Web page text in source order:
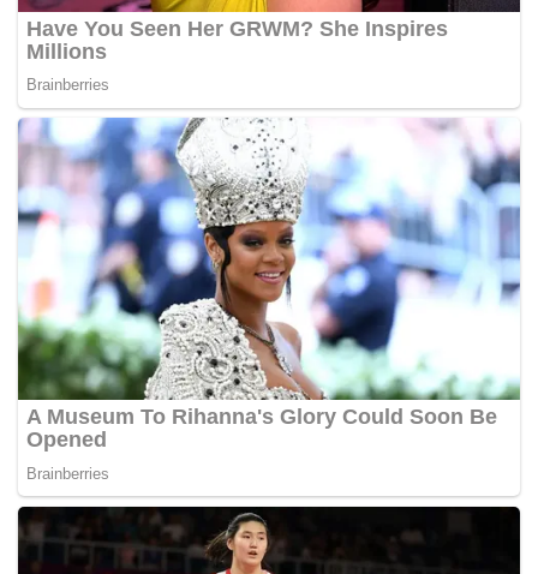
Datuk Roslee Chik, pihaknya kini sedang membuat
pemerhatian terhadap beberapa artis tanah air yang
dipercayai terlibat dalam isu ini.
“
Mereka (artis) jangan ingat kerana populariti boleh
terlepas. Saya tegaskan supaya mereka semua
bertaubat dan hentikan kerja terkutuk itu.
“Jika tidak, mereka (selebriti) akan diheret ke muka
pengadilan.”
MelaluiÃ‚Â maklumat hasil risikan, kebanyakan individu
yang terlibat adalah pendatang baru dalam industri hiburan
tempatan.
[BERKAITAN:
Inilah yang diumpamakan ‘disebabkan nila setitik, rosak
susu sebelanga’. Buat golongan artis yang melakukan